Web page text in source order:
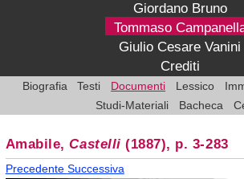
Giordano Bruno
Tommaso
Giulio Cesare Vanini
Crediti
Biografia Testi Documenti Lessico
Studi-Materiali
Bacheca
Amabile,Castelli (1887), p. 3-283
Precedente Successiva